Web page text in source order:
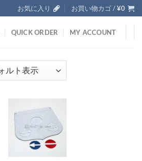
お気に入り お買い物カゴ /¥0
QUICK ORDER MY ACCOUNT
気
に